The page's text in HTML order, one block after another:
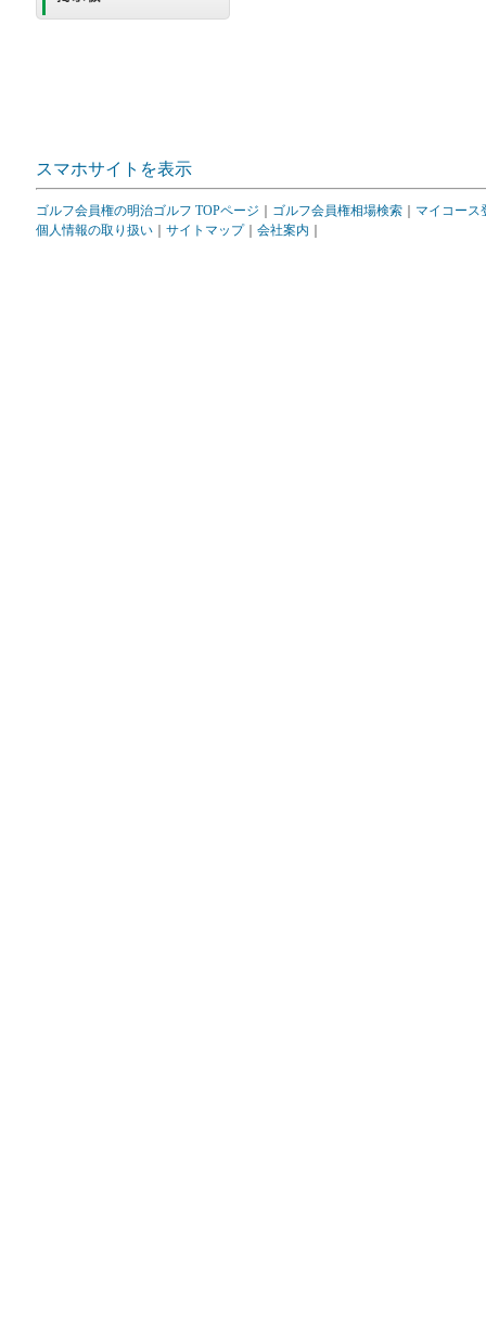
スマホサイトを表示
ゴルフ会員権の明治ゴルフ TOPページ ゴルフ会員権相場検索
マイコース
個人情報の取り扱い
サイトマップ｜ 会社案内